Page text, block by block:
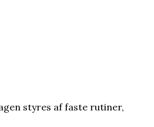
styres af faste rutiner,